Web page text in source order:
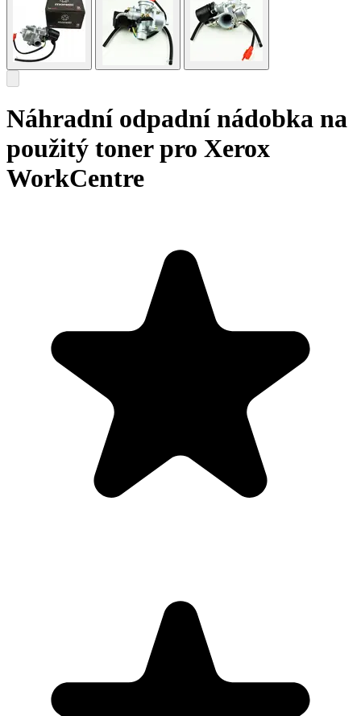
Náhradní odpadní nádobka na
použitý toner pro Xerox
WorkCentre